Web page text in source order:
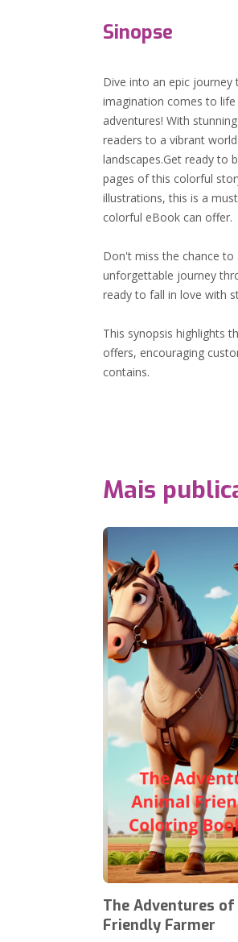
Sinopse
Dive into an epic
imagination comes to
adventures! With
readers to a vibrant
landscapes.Get ready to
pages of this colorful
illustrations, this is a
colorful eBook can offer.
Don't miss the chance
unforgettable journey
ready to fall in love with
This synopsis highlights
offers, encouraging
contains.
Mais
The Adventures
Friendly Farmer